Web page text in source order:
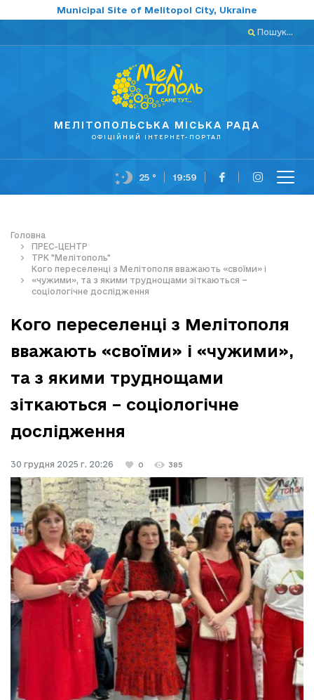
Municipal Site of Melitopol City, Ukraine
Пошук...
МЕЛІТОПОЛЬСЬКА МІСЬКА РАДА
ОФІЦІЙНИЙ ІНТЕРНЕТ-ПОРТАЛ
25 ° 19:59
Головна
ПРЕС-ЦЕНТР
ТРК "Мелітополь"
Кого переселенці з Мелітополя вважають «своїми» і
«чужими», та з якими труднощами зіткаються –
соціологічне дослідження
Кого переселенці з Мелітополя
вважають «своїми» і «чужими»,
та з якими труднощами
зіткаються – соціологічне
дослідження
30 грудня 2025 г. 20:26 0 385